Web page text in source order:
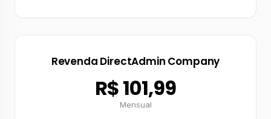
Revenda DirectAdmin Company
R$ 101,99
Mensual